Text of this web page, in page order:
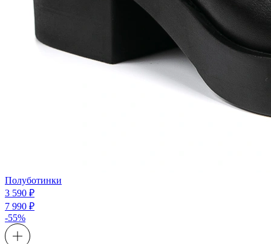
Полуботинки
3 590 ₽
7 990 ₽
-55%